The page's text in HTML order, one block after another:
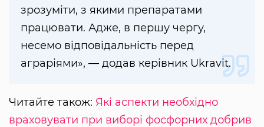
зрозуміти, з якими препаратами
працювати. Адже, в першу чергу,
несемо відповідальність перед
аграріями», — додав керівник Ukravit.
Читайте також: Які аспекти необхідно
враховувати при виборі фосфорних добрив